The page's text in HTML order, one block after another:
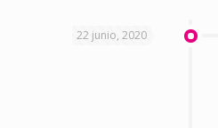
22 junio, 2020